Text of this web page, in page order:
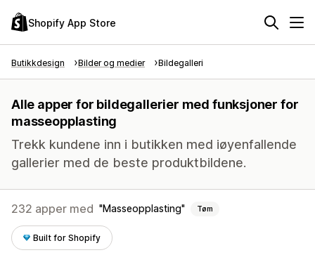
Shopify App Store
Butikkdesign Bilder og medier Bildegalleri
Alle apper for bildegallerier med funksjoner for
masseopplasting
Trekk kundene inn i butikken med iøyenfallende
gallerier med de beste produktbildene.
232 apper med Masseopplasting Tøm
Built for Shopify